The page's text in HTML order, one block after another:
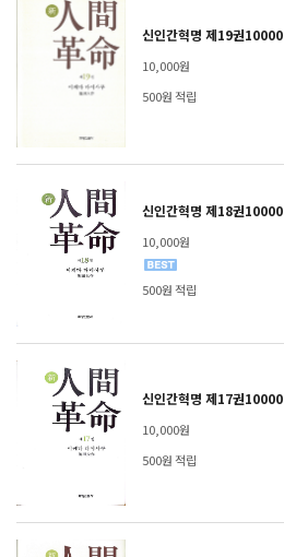
신인간혁명 제19권10000
10,000원
500원 적립
신인간혁명 제18권10000
10,000원
500원 적립
신인간혁명 제17권10000
10,000원
500원 적립